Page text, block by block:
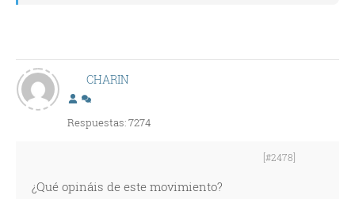
CHARIN
Respuestas: 7274
[#2478]
¿Qué opináis de este movimiento?